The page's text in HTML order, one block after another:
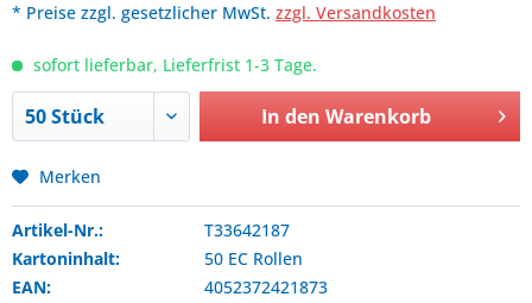
* Preise zzgl. gesetzlicher MwSt. zzgl. Versandkosten
sofort lieferbar, Lieferfrist 1-3 Tage.
In den Warenkorb
Merken
Artikel-Nr.:
T33642187
Kartoninhalt:
50 EC Rollen
EAN:
4052372421873